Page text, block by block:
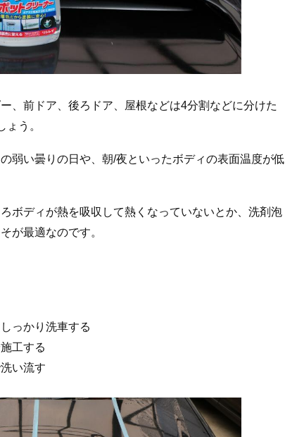
、前ドア、後ろドア、屋根などは4分割などに分けた
う。
弱い曇りの日や、朝/夜といったボディの表面温度が低
ボディが熱を吸収して熱くなっていないとか、洗剤泡
が最適なのです。
っかり洗車する
工する
い流す